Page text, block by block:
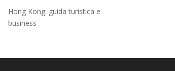
Hong Kong: guida turistica e
business